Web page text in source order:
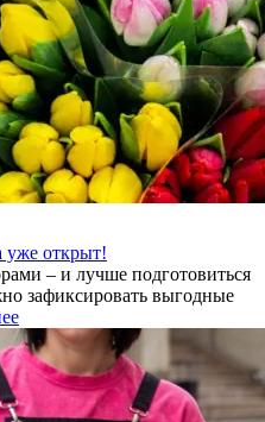
уже открыт!
– и лучше подготовиться
зафиксировать выгодные